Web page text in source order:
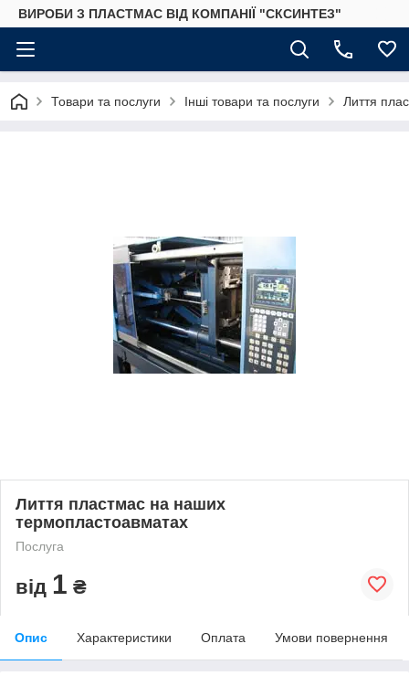
ВИРОБИ З ПЛАСТМАС ВІД КОМПАНІЇ "СКСИНТЕЗ"
Товари та послуги Інші товари та послуги Лиття
Лиття пластмас на наших
термопластоавматах
Послуга
від 1 ₴
Опис Характеристики Оплата Умови повернення